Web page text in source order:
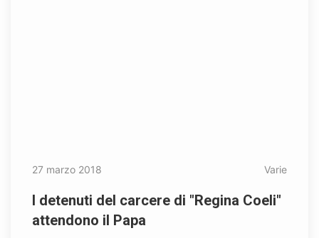
27 marzo 2018 Varie
I detenuti del carcere di "Regina Coeli"
attendono il Papa